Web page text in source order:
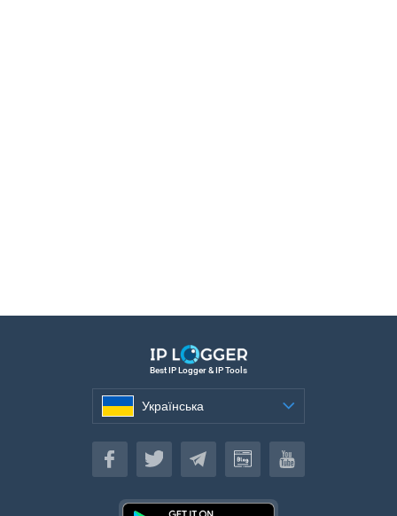
Best IP Logger & IP Tools
Українська
Українська